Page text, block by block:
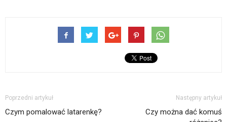
Poprzedni artykuł
Czym pomalować latarenkę?
Następny artykuł
Czy można dać komuś